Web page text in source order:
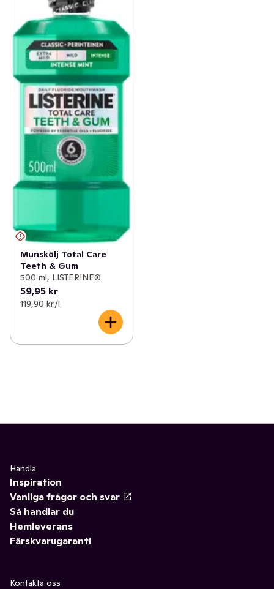
Munskölj Total Care
Teeth & Gum
500 ml, LISTERINE®
59,95 kr
119,90 kr /l
Handla
Inspiration
Vanliga frågor och svar
Så handlar du
Hemleverans
Färskvarugaranti
Kontakta oss